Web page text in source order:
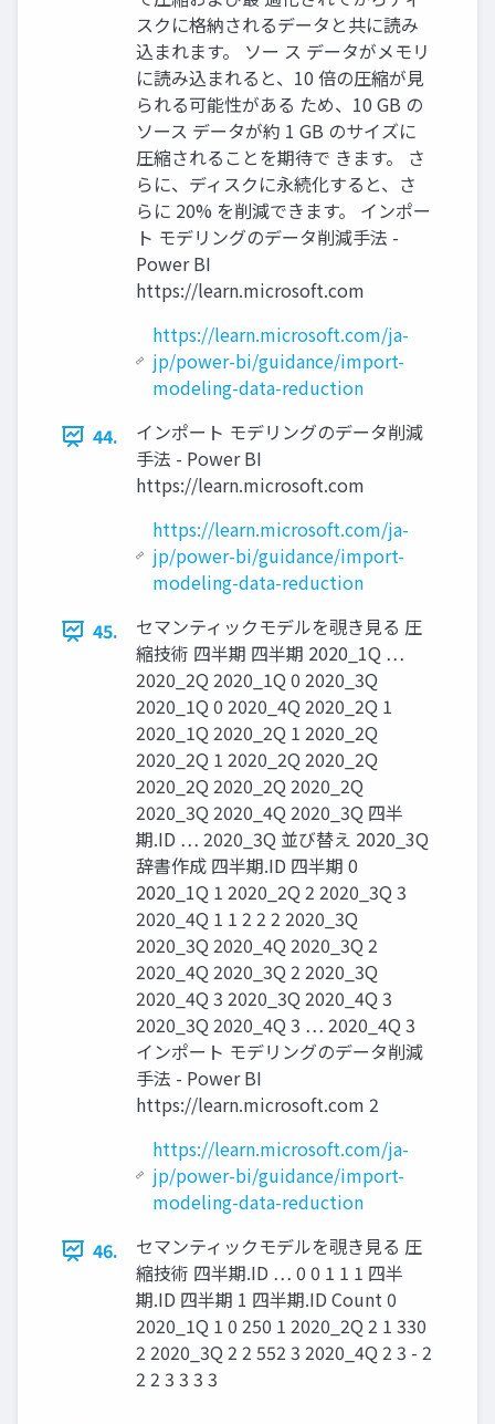
スクに格納されるデータと共に読み
込まれます。 ソー ス データがメモリ
に読み込まれると、10 倍の圧縮が見
られる可能性がある ため、10 GB の
ソース データが約 1 GB のサイズに
圧縮されることを期待で きます。 さ
らに、ディスクに永続化すると、さ
らに 20% を削減できます。 インポー
ト モデリングのデータ削減手法 -
Power BI
https://learn.microsoft.com
https://learn.microsoft.com/ja-
jp/power-bi/guidance/import-
modeling-data-reduction
44.
インポート モデリングのデータ削減
手法 - Power BI
https://learn.microsoft.com
https://learn.microsoft.com/ja-
jp/power-bi/guidance/import-
modeling-data-reduction
45.
セマンティックモデルを覗き見る 圧
縮技術 四半期 四半期 2020_1Q …
2020_2Q 2020_1Q 0 2020_3Q
2020_1Q 0 2020_4Q 2020_2Q 1
2020_1Q 2020_2Q 1 2020_2Q
2020_2Q 1 2020_2Q 2020_2Q
2020_2Q 2020_2Q 2020_2Q
2020_3Q 2020_4Q 2020_3Q 四半
期.ID … 2020_3Q 並び替え 2020_3Q
辞書作成 四半期.ID 四半期 0
2020_1Q 1 2020_2Q 2 2020_3Q 3
2020_4Q 1 1 2 2 2 2020_3Q
2020_3Q 2020_4Q 2020_3Q 2
2020_4Q 2020_3Q 2 2020_3Q
2020_4Q 3 2020_3Q 2020_4Q 3
2020_3Q 2020_4Q 3 … 2020_4Q 3
インポート モデリングのデータ削減
手法 - Power BI
https://learn.microsoft.com 2
https://learn.microsoft.com/ja-
jp/power-bi/guidance/import-
modeling-data-reduction
46.
セマンティックモデルを覗き見る 圧
縮技術 四半期.ID … 0 0 1 1 1 四半
期.ID 四半期 1 四半期.ID Count 0
2020_1Q 1 0 250 1 2020_2Q 2 1 330
2 2020_3Q 2 2 552 3 2020_4Q 2 3 - 2
2 2 3 3 3 3